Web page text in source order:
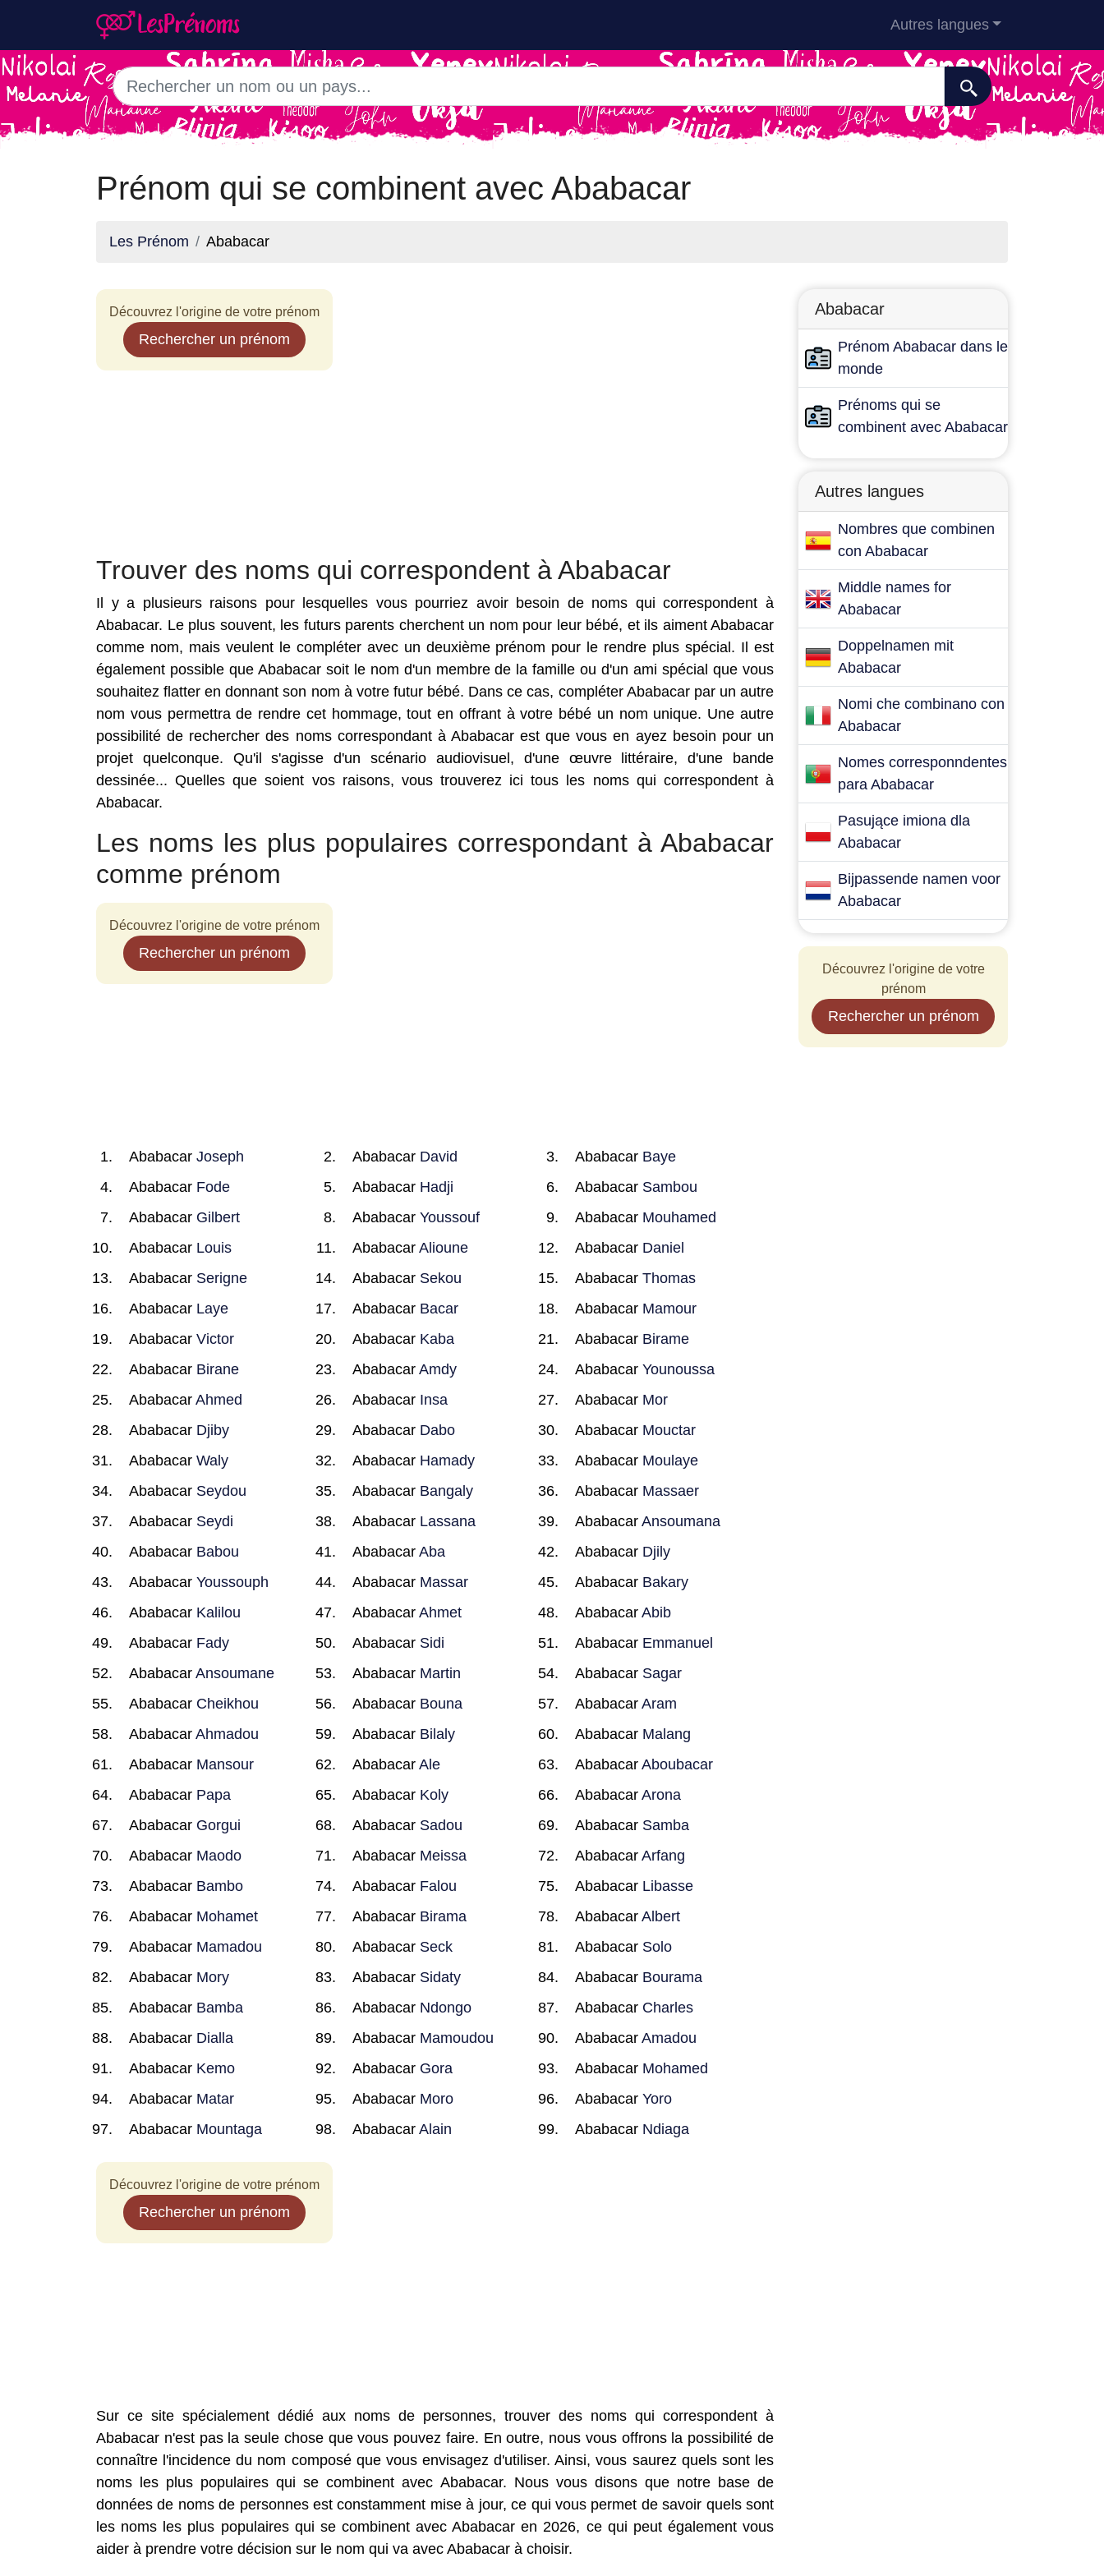
Autres langues
Prénom qui se combinent avec Ababacar
Les Prénom Ababacar
Découvrez l'origine de votre prénom
Rechercher un prénom
Trouver des noms qui correspondent à Ababacar
Il y a plusieurs raisons pour lesquelles vous pourriez avoir besoin de noms qui correspondent à
Ababacar. Le plus souvent, les futurs parents cherchent un nom pour leur bébé, et ils aiment Ababacar
comme nom, mais veulent le compléter avec un deuxième prénom pour le rendre plus spécial. Il est
également possible que Ababacar soit le nom d'un membre de la famille ou d'un ami spécial que vous
souhaitez flatter en donnant son nom à votre futur bébé. Dans ce cas, compléter Ababacar par un autre
nom vous permettra de rendre cet hommage, tout en offrant à votre bébé un nom unique. Une autre
possibilité de rechercher des noms correspondant à Ababacar est que vous en ayez besoin pour un
projet quelconque. Qu'il s'agisse d'un scénario audiovisuel, d'une œuvre littéraire, d'une bande
dessinée... Quelles que soient vos raisons, vous trouverez ici tous les noms qui correspondent à
Ababacar.
Les noms les plus populaires correspondant à Ababacar
comme prénom
Découvrez l'origine de votre prénom
Rechercher un prénom
Ababacar Joseph Ababacar David Ababacar Baye
Ababacar Fode Ababacar Hadji Ababacar Sambou
Ababacar Gilbert Ababacar Youssouf Ababacar Mouhamed
Ababacar Louis Ababacar Alioune Ababacar Daniel
Ababacar Serigne Ababacar Sekou AbabacarThomas
Ababacar Laye Ababacar Bacar Ababacar Mamour
Ababacar Victor Ababacar Kaba Ababacar Birame
Ababacar Birane Ababacar Amdy AbabacarYounoussa
Ababacar Ahmed Ababacar Insa Ababacar Mor
Ababacar Djiby Ababacar Dabo Ababacar Mouctar
Ababacar Waly Ababacar Hamady Ababacar Moulaye
Ababacar Seydou Ababacar Bangaly Ababacar Massaer
Ababacar Seydi Ababacar Lassana AbabacarAnsoumana
Ababacar Babou Ababacar Aba Ababacar Djily
Ababacar Youssouph Ababacar Massar Ababacar Bakary
Ababacar Kalilou Ababacar Ahmet AbabacarAbib
Ababacar Fady Ababacar Sidi Ababacar Emmanuel
Ababacar Ansoumane Ababacar Martin Ababacar Sagar
Ababacar Cheikhou Ababacar Bouna AbabacarAram
Ababacar Ahmadou Ababacar Bilaly Ababacar Malang
Ababacar Mansour Ababacar Ale AbabacarAboubacar
Ababacar Papa Ababacar Koly AbabacarArona
Ababacar Gorgui Ababacar Sadou Ababacar Samba
Ababacar Maodo Ababacar Meissa AbabacarArfang
Ababacar Bambo Ababacar Falou Ababacar Libasse
Ababacar Mohamet Ababacar Birama AbabacarAlbert
Ababacar Mamadou Ababacar Seck Ababacar Solo
Ababacar Mory Ababacar Sidaty Ababacar Bourama
Ababacar Bamba Ababacar Ndongo Ababacar Charles
Ababacar Dialla Ababacar Mamoudou AbabacarAmadou
Ababacar Kemo Ababacar Gora Ababacar Mohamed
Ababacar Matar Ababacar Moro AbabacarYoro
Ababacar Mountaga Ababacar Alain Ababacar Ndiaga
Découvrez l'origine de votre prénom
Rechercher un prénom
Sur ce site spécialement dédié aux noms de personnes, trouver des noms qui correspondent à
Ababacar n'est pas la seule chose que vous pouvez faire. En outre, nous vous offrons la possibilité de
connaître l'incidence du nom composé que vous envisagez d'utiliser. Ainsi, vous saurez quels sont les
noms les plus populaires qui se combinent avec Ababacar. Nous vous disons que notre base de
données de noms de personnes est constamment mise à jour, ce qui vous permet de savoir quels sont
les noms les plus populaires qui se combinent avec Ababacar en 2026, ce qui peut également vous
aider à prendre votre décision sur le nom qui va avec Ababacar à choisir.
Ababacar
Prénom Ababacar dans le
monde
Prénoms qui se
combinent avec Ababacar
Autres langues
Nombres que combinen
con Ababacar
Middle names for
Ababacar
Doppelnamen mit
Ababacar
Nomi che combinano con
Ababacar
Nomes corresponndentes
para Ababacar
Pasujące imiona dla
Ababacar
Bijpassende namen voor
Ababacar
Découvrez l'origine de votre
prénom
Rechercher un prénom